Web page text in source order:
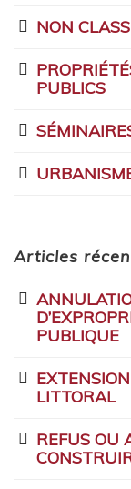
NON
PUBLICS
Articles
PUBLIQUE
LITTORAL
REFUS OU